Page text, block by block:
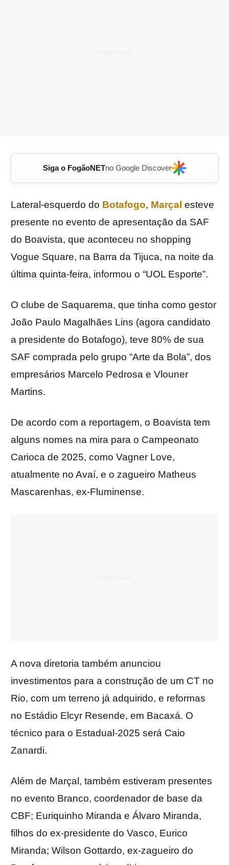
Siga o FogãoNETno Google Discover
Lateral-esquerdo do Botafogo, Marçal esteve
presente no evento de apresentação da SAF
do Boavista, que aconteceu no shopping
Vogue Square, na Barra da Tijuca, na noite da
última quinta-feira, informou o “UOL Esporte”.
O clube de Saquarema, que tinha como gestor
João Paulo Magalhães Lins (agora candidato
a presidente do Botafogo), teve 80% de sua
SAF comprada pelo grupo “Arte da Bola”, dos
empresários Marcelo Pedrosa e Vlouner
Martins.
De acordo com a reportagem, o Boavista tem
alguns nomes na mira para o Campeonato
Carioca de 2025, como Vagner Love,
atualmente no Avaí, e o zagueiro Matheus
Mascarenhas, ex-Fluminense.
A nova diretoria também anunciou
investimentos para a construção de um CT no
Rio, com um terreno já adquirido, e reformas
no Estádio Elcyr Resende, em Bacaxá. O
técnico para o Estadual-2025 será Caio
Zanardi.
Além de Marçal, também estiveram presentes
no evento Branco, coordenador de base da
CBF; Euriquinho Miranda e Álvaro Miranda,
filhos do ex-presidente do Vasco, Eurico
Miranda; Wilson Gottardo, ex-zagueiro do